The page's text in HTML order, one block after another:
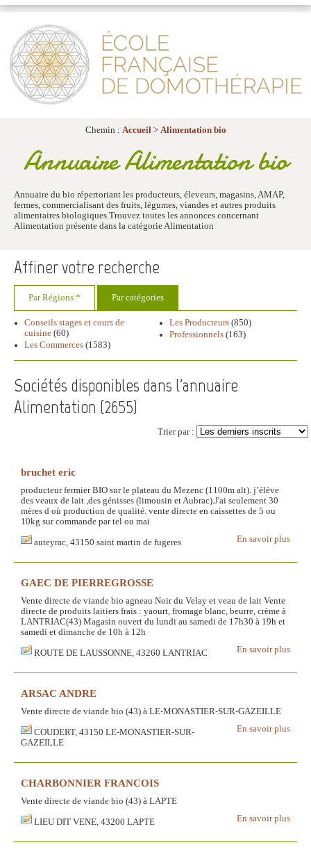
Chemin : Accueil> Alimentation bio
Annuaire Alimentation bio
Annuaire du bio répertoriant les producteurs, éleveurs, magasins, AMAP,
fermes, commercialisant des fruits, légumes, viandes et autres produits
alimentaires biologiques.Trouvez toutes les annonces concernant
Alimentation présente dans la catégorie Alimentation
Affiner votre recherche
Par Régions * Par catégories
Conseils stages et cours de
cuisine (60)
Les Commerces (1583)
Les Producteurs (850)
Professionnels (163)
Sociétés disponibles dans l'annuaire
Alimentation (2655)
Trier par :
bruchet eric
producteur fermier BIO sur le plateau du Mezenc (1100m alt). j’élève
des veaux de lait ,des génisses (limousin et Aubrac).J'ai seulement 30
mères d où production de qualité. vente directe en caissettes de 5 ou
10kg sur commande par tel ou mai
En savoir plus
auteyrac, 43150 saint martin de fugeres
GAEC DE PIERREGROSSE
Vente directe de viande bio agneau Noir du Velay et veau de lait Vente
directe de produits laitiers frais : yaourt, fromage blanc, beurre, crème à
LANTRIAC(43) Magasin ouvert du lundi au samedi de 17h30 à 19h et
samedi et dimanche de 10h à 12h
En savoir plus
ROUTE DE LAUSSONNE, 43260 LANTRIAC
ARSAC ANDRE
Vente directe de viande bio (43) à LE-MONASTIER-SUR-GAZEILLE
En savoir plus
COUDERT, 43150 LE-MONASTIER-SUR-
GAZEILLE
CHARBONNIER FRANCOIS
Vente directe de viande bio (43) à LAPTE
En savoir plus
LIEU DIT VENE, 43200 LAPTE